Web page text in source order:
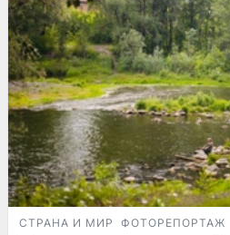
СТРАНА И МИР ФОТОРЕПОРТАЖ